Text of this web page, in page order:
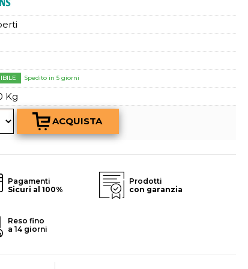
Spedito in 5 giorni
Kg
Pagamenti
Sicuri al 100%
Prodotti
con garanzia
Reso fino
a 14 giorni